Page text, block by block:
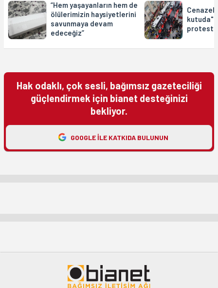
“Hem yaşayanların hem de
ölülerimizin haysiyetlerini
savunmaya devam
edeceğiz”
kutuda"
protesto
Hak odaklı, çok sesli, bağımsız gazeteciliği
güçlendirmek için bianet desteğinizi
bekliyor.
GOOGLE ILE KATKIDA BULUNUN